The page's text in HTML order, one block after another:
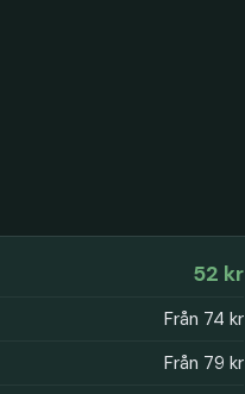
52 kr
Från 74 kr
Från 79 kr